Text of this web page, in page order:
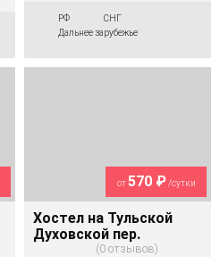
РФ
СНГ
Дальнее зарубежье
от570 ₽/сутки
Хостел на Тульской
Духовской пер.
0 отзывов